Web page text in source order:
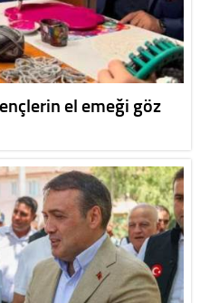
el emeği göz